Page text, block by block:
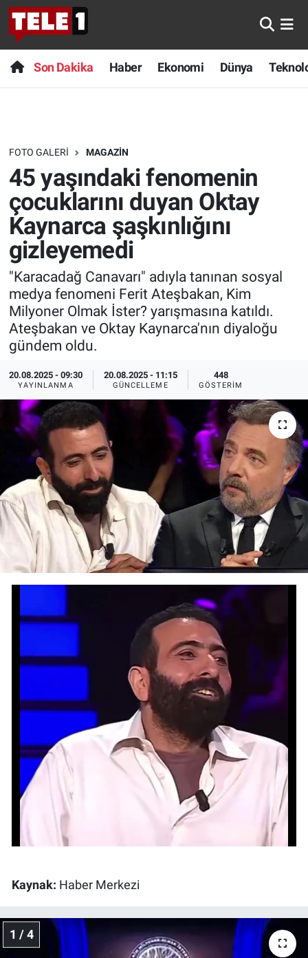
Son Dakika Haber Ekonomi Dünya
FOTO GALERI MAGAZIN
45 yaşındaki fenomenin
çocuklarını duyan Oktay
Kaynarca şaşkınlığını
gizleyemedi
"Karacadağ Canavarı" adıyla tanınan sosyal
medya fenomeni Ferit Ateşbakan, Kim
Milyoner Olmak İster? yarışmasına katıldı.
Ateşbakan ve Oktay Kaynarca'nın diyaloğu
gündem oldu.
20.08.2025 - 09:30
YAYINLANMA
20.08.2025 - 11:15
GÜNCELLEME
448
GÖSTERIM
Kaynak: Haber Merkezi
1 / 4
Anında Manşet
Başka Sohbetler
Bilim turu
Bilim ve Teknoloji Evreni
Doğa Konuşuyor
Dünya
Ege Saati
Ege'den Esintiler
Eğitim
Eğlence
Ekonomi
Forum
Gerçeğin İzinde
Gün Başlıyor
Gün Ortası
Günün görüntüsü
İlan
Kimdir
Nedir
Son Dakika
Haber
Dünya
Teknoloji
Sağlık
Spor
Yayın Akışı
İletişim
Nöbetçi Eczaneler
Hava Durumu
Trafik Durumu
Süper Lig Puan Durumu ve Fikstür
Tüm Manşetler
Son Dakika Haberleri
Haber Arşivi